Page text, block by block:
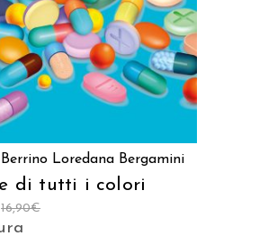
Loredana Bergamini
di tutti i colori
16,90€